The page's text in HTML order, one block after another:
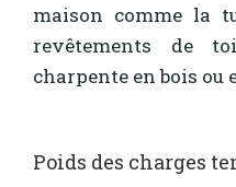
maison comme la
revêtements de
charpente en bois ou
Poids des charges